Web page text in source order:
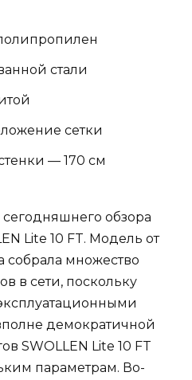
стали
сетки
— 170 см
обзора
Lite 10 FT. Модель от
множество
в сети, поскольку
демократичной
SWOLLEN Lite 10 FT
параметрам. Во-